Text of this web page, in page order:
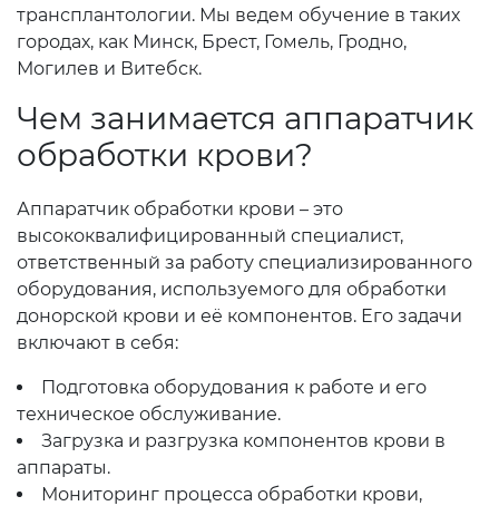
трансплантологии. Мы ведем обучение в таких
городах, как Минск, Брест, Гомель, Гродно,
Могилев и Витебск.
Чем занимается аппаратчик
обработки крови?
Аппаратчик обработки крови – это
высококвалифицированный специалист,
ответственный за работу специализированного
оборудования, используемого для обработки
донорской крови и её компонентов. Его задачи
включают в себя:
Подготовка оборудования к работе и его
техническое обслуживание.
Загрузка и разгрузка компонентов крови в
аппараты.
Мониторинг процесса обработки крови,